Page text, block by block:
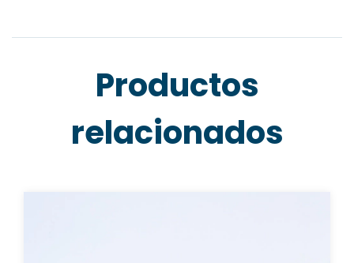
Productos
relacionados